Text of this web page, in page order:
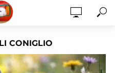
CONIGLIO